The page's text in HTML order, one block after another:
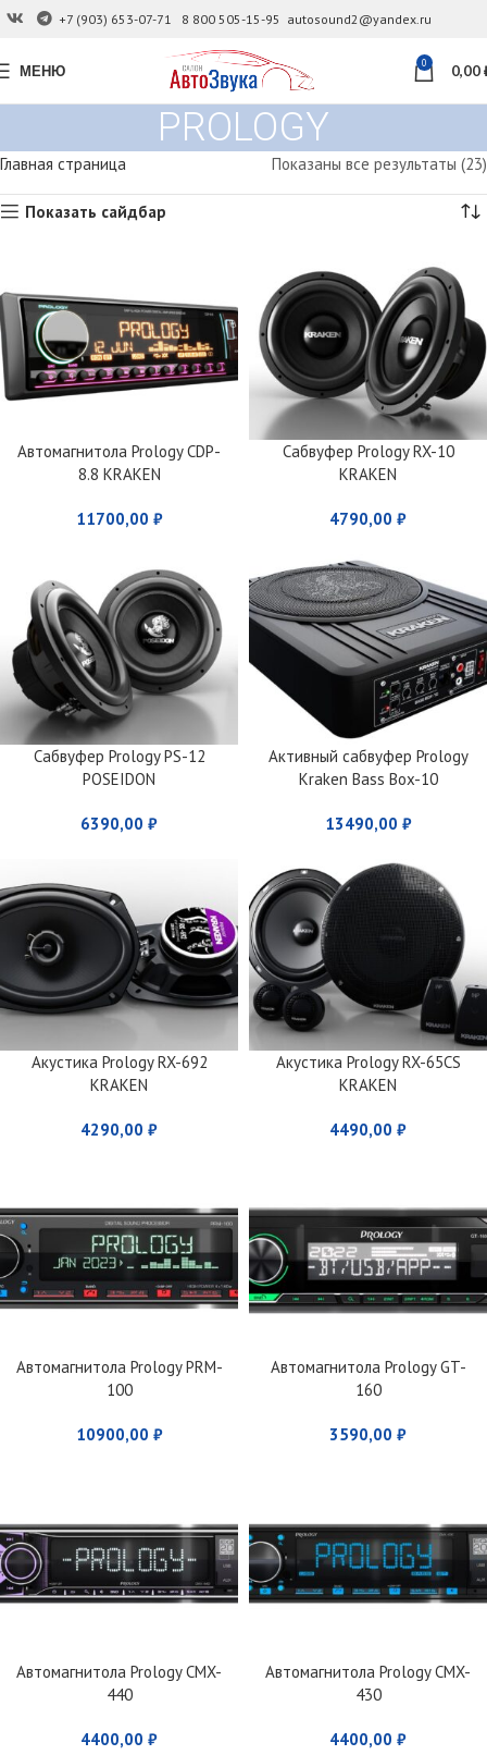
+7 (903) 653-07-71 8 800 505-15-95 autosound2@yandex.ru
МЕНЮ 0 0,00
PROLOGY
Главная страница Показаны все результаты (23)
Показать сайдбар
Автомагнитола Prology CDP-
8.8 KRAKEN
11700,00 ₽
Сабвуфер Prology RX-10
KRAKEN
4790,00 ₽
Сабвуфер Prology PS-12
POSEIDON
6390,00 ₽
Активный сабвуфер Prology
Kraken Bass Box-10
13490,00 ₽
Акустика Prology RX-692
KRAKEN
4290,00 ₽
Акустика Prology RX-65CS
KRAKEN
4490,00 ₽
Автомагнитола Prology PRM-
100
10900,00 ₽
Автомагнитола Prology GT-
160
3590,00 ₽
Автомагнитола Prology CMX-
440
4400,00 ₽
Автомагнитола Prology CMX-
430
4400,00 ₽